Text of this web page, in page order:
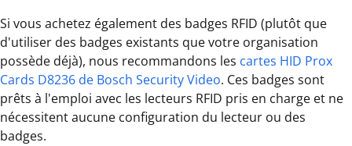
Si vous achetez également des badges RFID (plutôt que
d'utiliser des badges existants que votre organisation
possède déjà), nous recommandons les cartes HID Prox
Cards D8236 de Bosch Security Video. Ces badges sont
prêts à l'emploi avec les lecteurs RFID pris en charge et ne
nécessitent aucune configuration du lecteur ou des
badges.